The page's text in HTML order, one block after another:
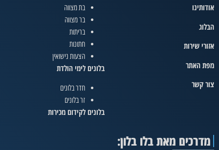
אודותינו
הבלוג
אזורי שירות
מפת האתר
צור קשר
בת מצווה
בר מצווה
בריתות
חתונות
הצעות נישואין
בלונים לימי הולדת
חדר בלונים
זר בלונים
בלונים לקידום מכירות
מדרכים מאת בלו בלון: